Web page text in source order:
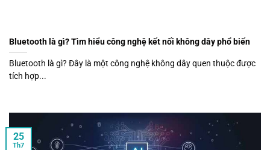
Bluetooth là gì? Tìm hiểu công nghệ kết nối không dây phổ biến
Bluetooth là gì? Đây là một công nghệ không dây quen thuộc được
tích hợp...
25
Th7